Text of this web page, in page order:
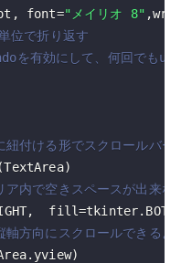
, font="メイリオ 8" ,
位で折り返す
を有効にして、何回でも
付ける形でスクロールバー
(TextArea)
内で空きスペースが出来な
,
  fill
=tkinter. BOTH
方向にスクロールできるよ
.yview)